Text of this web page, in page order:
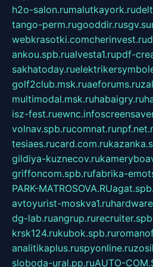
h2o-salon.rumalutkayork.ru
tango-perm.rugooddir.rusgv.su
webkrasotki.comcherinvest.ru
ankou.spb.rualvesta1.rupdf-
sakhatoday.ru
golf2club.msk.ruaeforums.ru
multimodal.msk.ruhabaigry.ru
isz-fest.ruewnc.info
volnav.spb.rucomnat.ru
tesiaes.rucard.com.ru
gildiya-kuznecov.ru
griffoncom.spb.rufabrika-
PARK-MATROSOVA.RU
avtoyurist-moskva1.ru
dg-lab.ruangrup.ru
krsk124.rukubok.spb.ru
analitikaplus.ruspyonline.ru
sloboda-ural.pp.ruAUTO-